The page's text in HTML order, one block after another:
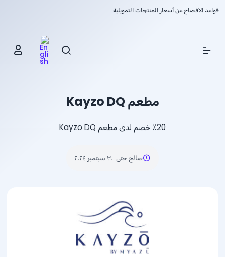
قواعد الافصاح عن أسعار المنتجات التمويلية
Show Menu
مطعم Kayzo DQ
٪20 خصم لدى مطعم Kayzo DQ
صالح حتى: ٣٠ سبتمبر ٢٠٢٤